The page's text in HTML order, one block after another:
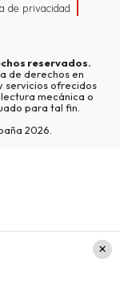
de privacidad
reservados.
de derechos en
servicios ofrecidos
mecánica o
para tal fin.
2026.